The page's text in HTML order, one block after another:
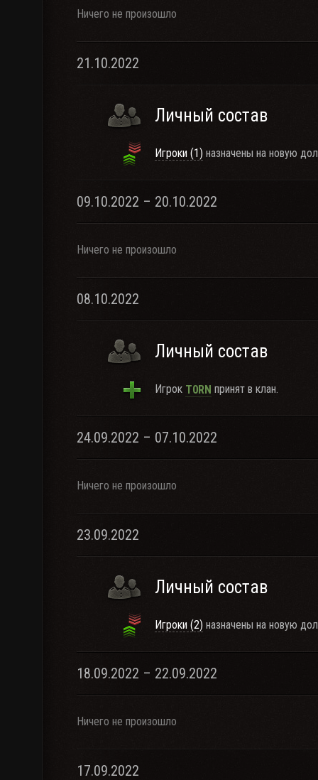
Ничего не произошло
21.10.2022
Личный состав
Игроки (1) назначены на новую
09.10.2022 – 20.10.2022
Ничего не произошло
08.10.2022
Личный состав
Игрок T0RN принят в клан.
24.09.2022 – 07.10.2022
Ничего не произошло
23.09.2022
Личный состав
Игроки (2) назначены на новую
18.09.2022 – 22.09.2022
Ничего не произошло
17.09.2022